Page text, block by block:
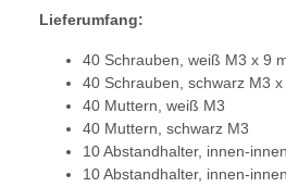
Lieferumfang:
40 Schrauben, weiß M3 x 9
40 Schrauben, schwarz M3 x
40 Muttern, weiß M3
40 Muttern, schwarz M3
10 Abstandhalter, innen-
10 Abstandhalter, innen-